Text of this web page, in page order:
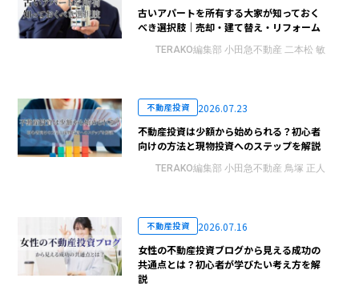
古いアパートを所有する大家が知っておく
べき選択肢｜売却・建て替え・リフォーム
TERAKO編集部 小田急不動産 二本松 敏
不動産投資
2026.07.23
不動産投資は少額から始められる？初心者
向けの方法と現物投資へのステップを解説
TERAKO編集部 小田急不動産 鳥塚 正人
不動産投資
2026.07.16
女性の不動産投資ブログから見える成功の
共通点とは？初心者が学びたい考え方を解
説